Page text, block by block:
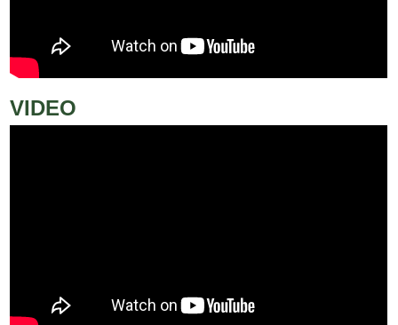
VIDEO